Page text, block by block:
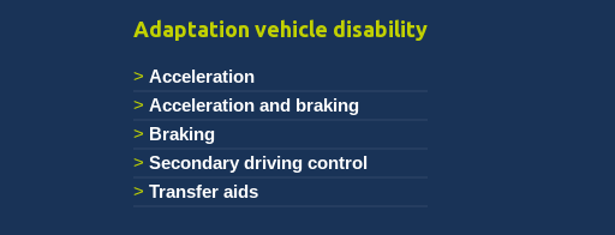
Adaptation vehicle disability
Acceleration
Acceleration and braking
Braking
Secondary driving control
Transfer aids